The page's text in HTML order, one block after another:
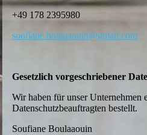
+49 178 2395980
soufiane.boulaaouin@gmail.com
Gesetzlich vorgeschriebener
Wir haben für unser Unternehmen
Datenschutzbeauftragten bestellt.
Soufiane Boulaaouin